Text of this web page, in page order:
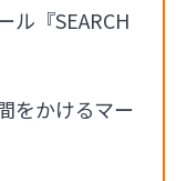
ル『SEARCH
をかけるマー